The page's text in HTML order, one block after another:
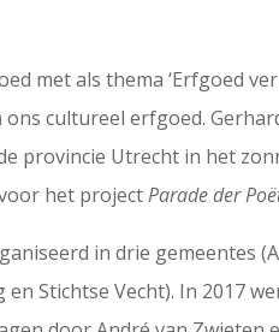
met als thema ‘Erfgoed
cultureel erfgoed.
provincie Utrecht in het
het projectParade der
in drie gemeentes
Stichtse Vecht). In 2017